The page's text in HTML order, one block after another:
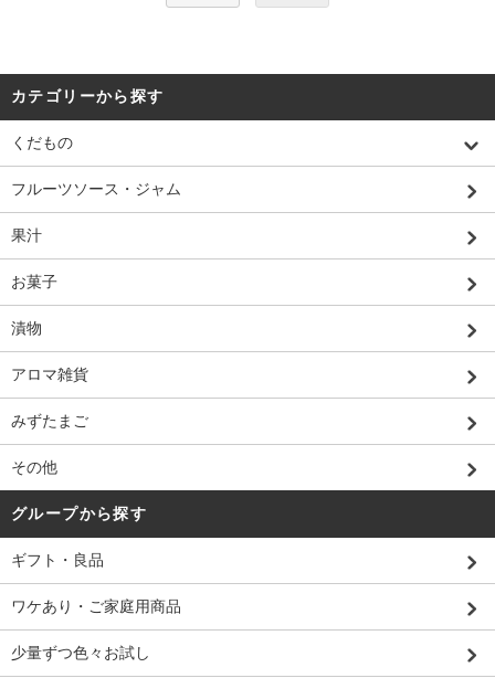
カテゴリーから探す
くだもの
フルーツソース・ジャム
果汁
お菓子
漬物
アロマ雑貨
みずたまご
その他
グループから探す
ギフト・良品
ワケあり・ご家庭用商品
少量ずつ色々お試し